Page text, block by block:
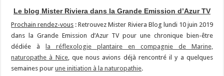
Le blog Mister Riviera dans la Grande Emission d’Azur TV
Prochain rendez-vous : Retrouvez Mister Riviera Blog lundi 10 juin 2019
dans la Grande Emission d’Azur TV pour une chronique bien-être
dédiée à
la réflexologie plantaire en compagnie de Marine,
naturopathe à Nice, que nous avions déjà rencontré il y a quelques
semaines pourune initiation à la naturopathie.